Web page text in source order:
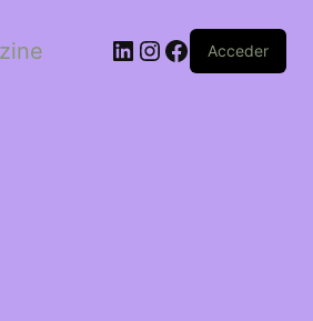
LinkedIn
Instagram
Facebook
Acceder